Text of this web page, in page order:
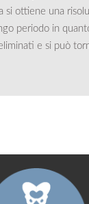
si ottiene una
periodo in
e si può